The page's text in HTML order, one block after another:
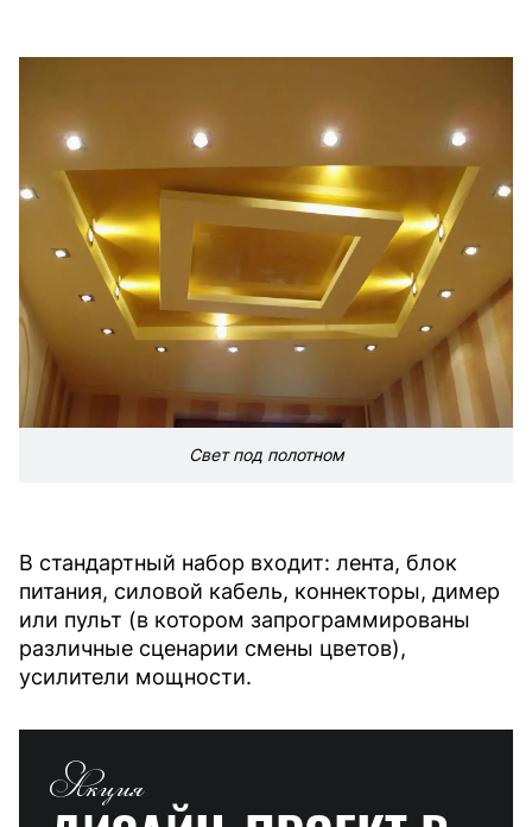
Свет под полотном
В стандартный набор входит: лента, блок
питания, силовой кабель, коннекторы, димер
или пульт (в котором запрограммированы
различные сценарии смены цветов),
усилители мощности.
Акция